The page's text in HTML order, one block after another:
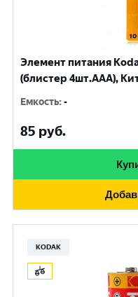
Элемент питания
(блистер 4шт.AАА),
Емкость:-
85 руб.
KODAK